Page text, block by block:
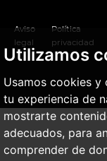
Utilizamos
Usamos cookies y
tu experiencia de
mostrarte
adecuados, para
comprender de
Aviso
legal
Política
privacidad